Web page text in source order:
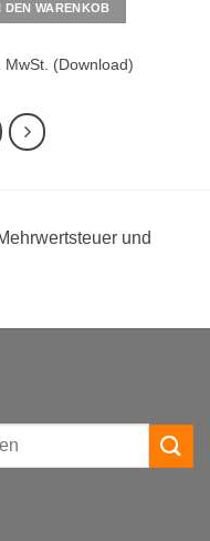
DEN WARENKOB
MwSt. (Download)
und